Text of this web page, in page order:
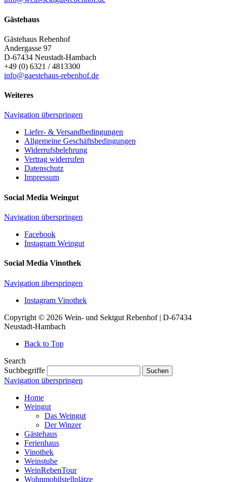
Gästehaus
Gästehaus Rebenhof
Andergasse 97
D-67434 Neustadt-Hambach
+49 (0) 6321 / 4813300
info@gaestehaus-rebenhof.de
Weiteres
Navigation überspringen
Liefer- & Versandbedingungen
Allgemeine Geschäftsbedingungen
Widerrufsbelehrung
Vertrag widerrufen
Datenschutz
Impressum
Social Media Weingut
Navigation überspringen
Facebook
Instagram Weingut
Social Media Vinothek
Navigation überspringen
Instagram Vinothek
Copyright © 2026 Wein- und Sektgut Rebenhof | D-67434
Neustadt-Hambach
Back to Top
Search
Suchbegriffe
Suchen
Navigation überspringen
Home
Weingut
Das Weingut
Der Winzer
Gästehaus
Ferienhaus
Vinothek
Weinstube
WeinRebenTour
Wohnmobilstellplätze